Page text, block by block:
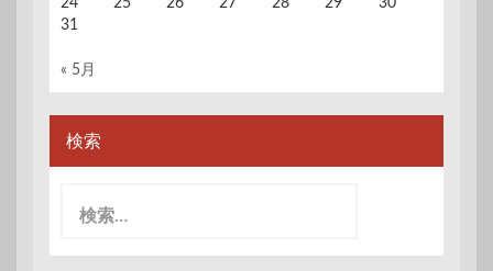
24
25 26 27 28 29
30
31
« 5月
検索